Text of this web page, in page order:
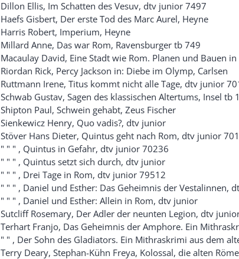
Dillon Ellis, Im Schatten des Vesuv, dtv junior 7497
Haefs Gisbert, Der erste Tod des Marc Aurel, Heyne
Harris Robert, Imperium, Heyne
Millard Anne, Das war Rom, Ravensburger tb 749
Macaulay David, Eine Stadt wie Rom. Planen und Bauen
Riordan Rick, Percy Jackson in: Diebe im Olymp, Carlsen
Ruttmann Irene, Titus kommt nicht alle Tage, dtv junior
Schwab Gustav, Sagen des klassischen Altertums, Insel tb
Shipton Paul, Schwein gehabt, Zeus Fischer
Sienkewicz Henry, Quo vadis?, dtv junior
Stöver Hans Dieter, Quintus geht nach Rom, dtv junior
" " " , Quintus in Gefahr, dtv junior 70236
" " " , Quintus setzt sich durch, dtv junior
" " " , Drei Tage in Rom, dtv junior 79512
" " " , Daniel und Esther: Das Geheimnis der Vestalinnen,
" " " , Daniel und Esther: Allein in Rom, dtv junior
Sutcliff Rosemary, Der Adler der neunten Legion, dtv
Terhart Franjo, Das Geheimnis der Amphore. Ein
" " , Der Sohn des Gladiators. Ein Mithraskrimi aus dem
Terry Deary, Stephan-Kühn Freya, Kolossal, die alten